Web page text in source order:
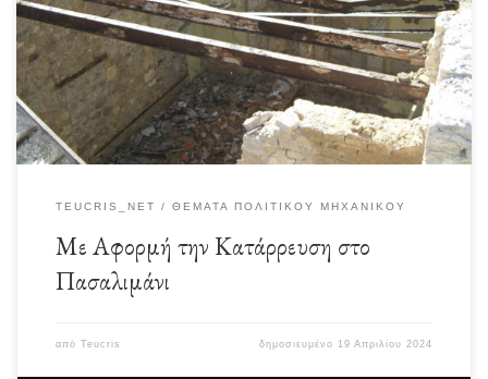
Προφανώς και ΔΕΝ γνωρίζω τα ακριβή αίτια της συγκεκριμένης κατάρρευσης
με τα τόσο τραγικά αποτελέσματα και […]
TEUCRIS_NET ΘΈΜΑΤΑ ΠΟΛΙΤΙΚΟΎ ΜΗΧΑΝΙΚΟΎ
Με Αφορμή την Κατάρρευση στο
Πασαλιμάνι
από Teucris δημοσιευμένο 19 Απριλίου 2024